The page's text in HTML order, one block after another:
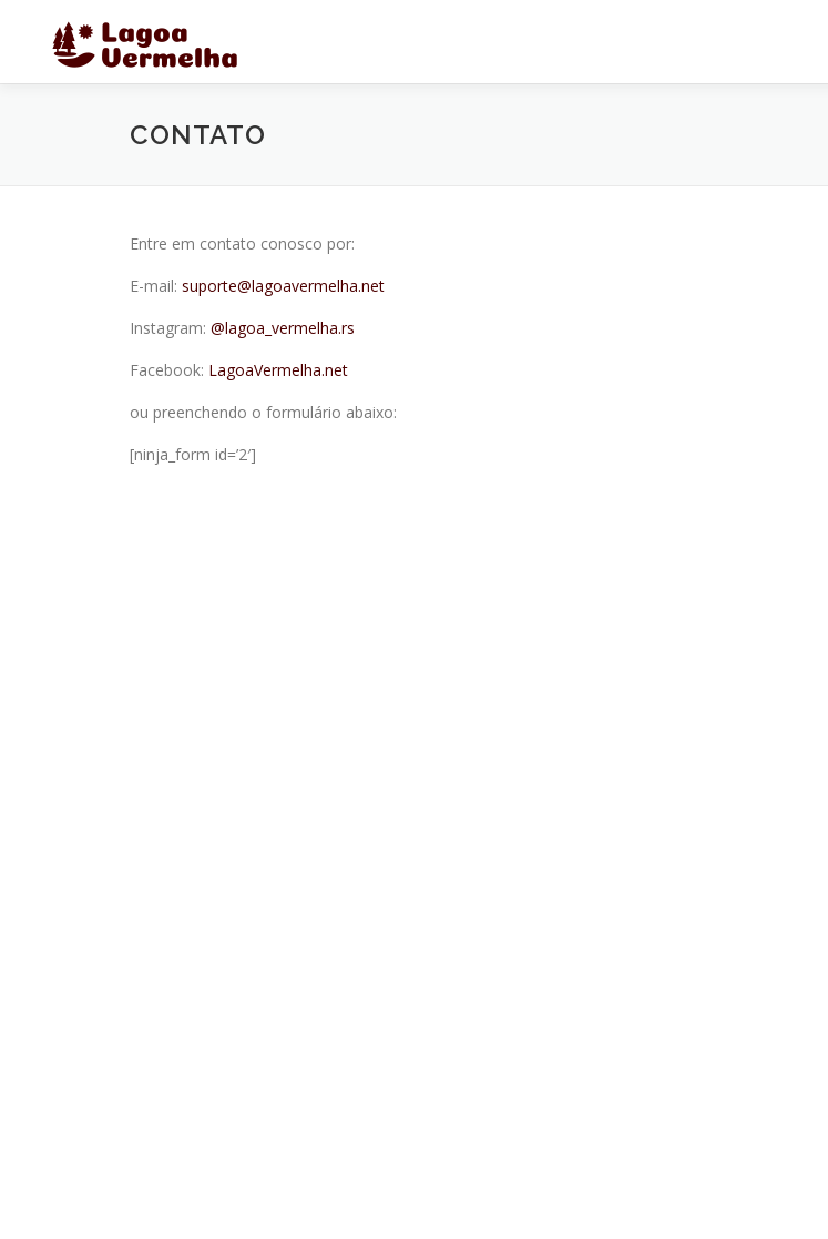
conteúdo
CONTATO
Entre em contato conosco por:
E-mail: suporte@lagoavermelha.net
Instagram: @lagoa_vermelha.rs
Facebook: LagoaVermelha.net
ou preenchendo o formulário abaixo:
[ninja_form id=’2′]